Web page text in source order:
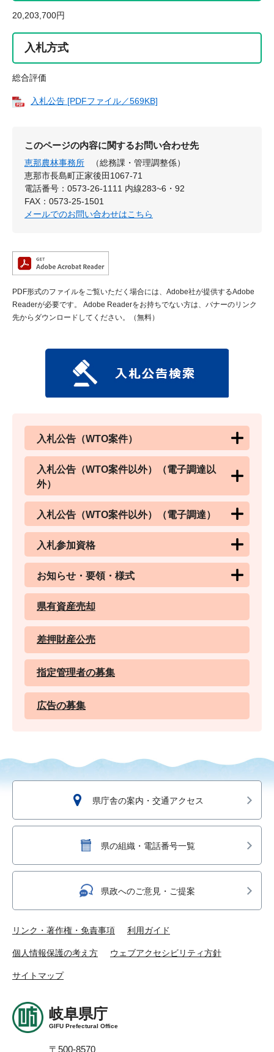
20,203,700円
入札方式
総合評価
入札公告 [PDFファイル／569KB]
このページの内容に関するお問い合わせ先
恵那農林事務所
（総務課・管理調整係）
恵那市長島町正家後田1067-71
電話番号：0573-26-1111 内線283~6・92
FAX：0573-25-1501
メールでのお問い合わせはこちら
PDF形式のファイルをご覧いただく場合には、Adobe社が提供するAdobe
Readerが必要です。
Adobe Readerをお持ちでない方は、バナーのリンク
先からダウンロードしてください。（無料）
入札公告（WTO案件）
入札公告（WTO案件以外）（電子調達以
外）
入札公告（WTO案件以外）（電子調達）
入札参加資格
お知らせ・要領・様式
県有資産売却
差押財産公売
指定管理者の募集
広告の募集
県庁舎の案内・交通アクセス
県の組織・電話番号一覧
県政へのご意見・ご提案
リンク・著作権・免責事項 利用ガイド
個人情報保護の考え方 ウェブアクセシビリティ方針
サイトマップ
岐阜県庁
GIFU Prefectural Office
〒500-8570